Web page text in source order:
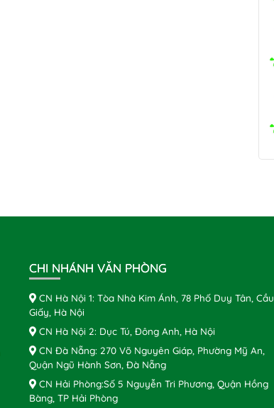
CHI NHÁNH VĂN PHÒNG
CN Hà Nội 1: Tòa Nhà Kim Ánh, 78 Phố Duy Tân, Cầu
Giấy, Hà Nội
CN Hà Nội 2: Dục Tú, Đông Anh, Hà Nội
CN Đà Nẵng: 270 Võ Nguyên Giáp, Phường Mỹ An,
Quận Ngũ Hành Sơn, Đà Nẵng
CN Hải Phòng:Số 5 Nguyễn Tri Phương, Quận Hồng
Bàng, TP Hải Phòng